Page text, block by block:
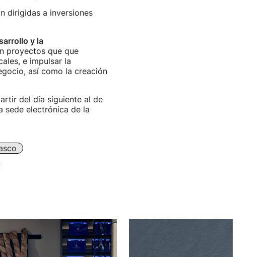
dirigidas a inversiones
y la
proyectos que que
e impulsar la
así como la creación
del día siguiente al de
sede electrónica de la